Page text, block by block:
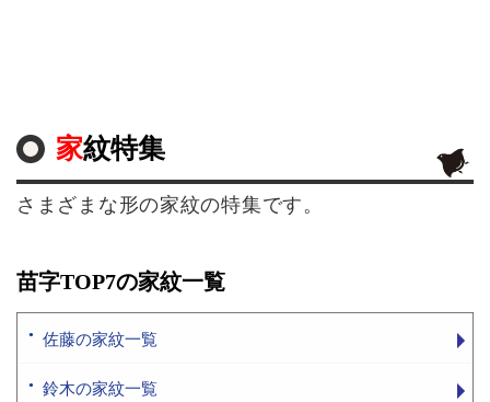
家紋特集
さまざまな形の家紋の特集です。
苗字TOP7の家紋一覧
佐藤の家紋一覧
鈴木の家紋一覧